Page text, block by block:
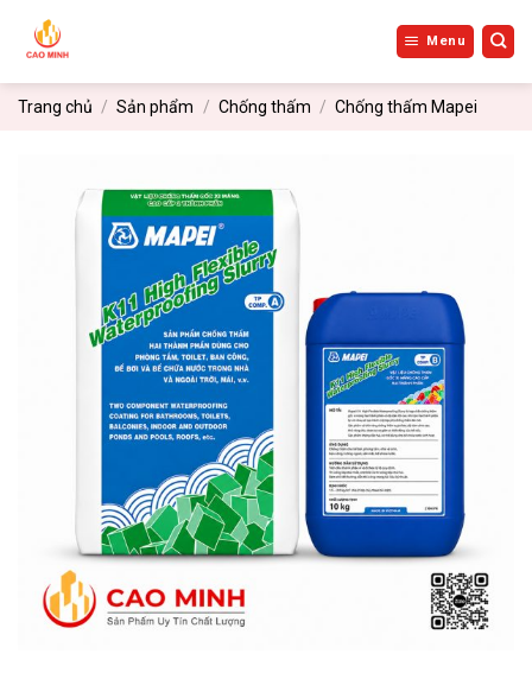
dung
Menu
Trang chủ / Sản phẩm / Chống thấm / Chống thấm Mapei